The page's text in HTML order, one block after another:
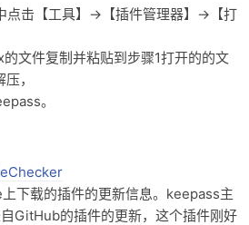
点击【工具】→【插件管理器】→【打
文件复制并粘贴到步骤1打开的的文
，
。
下载的插件的更新信息。keepass主
GitHub的插件的更新，这个插件刚好